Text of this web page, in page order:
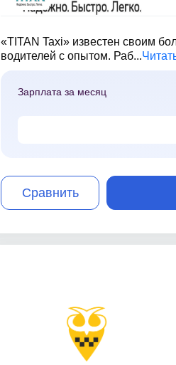
«TITAN Taxi» известен своим
водителей с опытом. Раб...
Зарплата за месяц
Сравнить